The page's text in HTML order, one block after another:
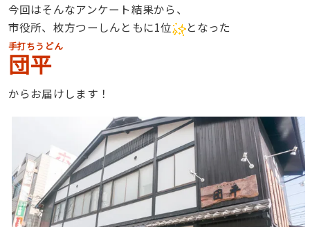
今回はそんなアンケート結果から、
市役所、枚方つーしんともに1位
となった
手打ちうどん
団平
からお届けします！